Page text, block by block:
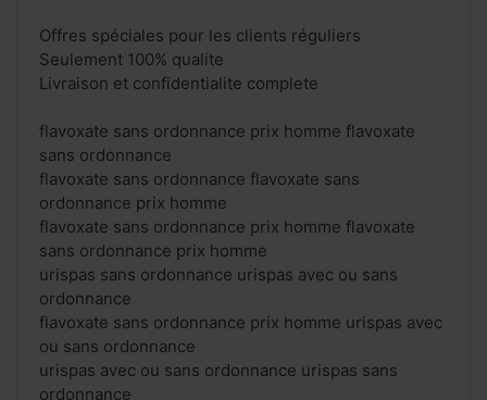
Offres spéciales pour les clients réguliers
Seulement 100% qualite
Livraison et confidentialite complete
flavoxate sans ordonnance prix homme flavoxate
sans ordonnance
flavoxate sans ordonnance flavoxate sans
ordonnance prix homme
flavoxate sans ordonnance prix homme flavoxate
sans ordonnance prix homme
urispas sans ordonnance urispas avec ou sans
ordonnance
flavoxate sans ordonnance prix homme urispas avec
ou sans ordonnance
urispas avec ou sans ordonnance urispas sans
ordonnance